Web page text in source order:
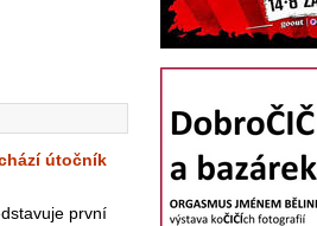
útočník
první